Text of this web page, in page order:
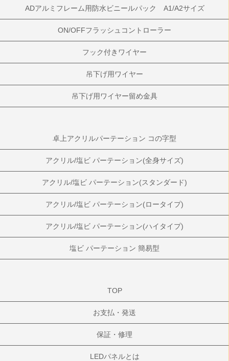
ADアルミフレーム用防水ビニールパック A1/A2サイズ
ON/OFFフラッシュコントローラー
フック付きワイヤー
吊下げ用ワイヤー
吊下げ用ワイヤー留め金具
卓上アクリルパーテーション コの字型
アクリル/塩ビ パーテーション(全身サイズ)
アクリル/塩ビ パーテーション(スタンダード)
アクリル/塩ビ パーテーション(ロータイプ)
アクリル/塩ビ パーテーション(ハイタイプ)
塩ビ パーテーション 簡易型
TOP
お支払・発送
保証・修理
LEDパネルとは